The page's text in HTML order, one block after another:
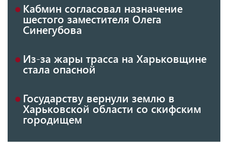
Кабмин согласовал назначение
шестого заместителя Олега
Синегубова
Из-за жары трасса на Харьковщине
стала опасной
Государству вернули землю в
Харьковской области со скифским
городищем